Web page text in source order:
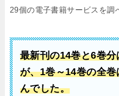
29個の電子書籍サービスを調
最新刊の14巻と6巻
が、1巻～14巻の全
んでした。